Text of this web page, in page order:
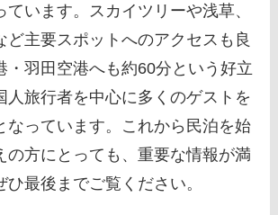
ています。スカイツリーや浅草、
ど主要スポットへのアクセスも良
・羽田空港へも約60分という好立
人旅行者を中心に多くのゲストを
なっています。これから民泊を始
の方にとっても、重要な情報が満
最後までご覧ください。